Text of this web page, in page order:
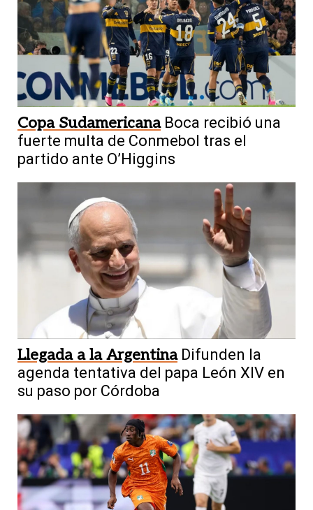
Copa Sudamericana Boca recibió una
fuerte multa de Conmebol tras el
partido ante O’Higgins
Llegada a la Argentina Difunden la
agenda tentativa del papa León XIV en
su paso por Córdoba